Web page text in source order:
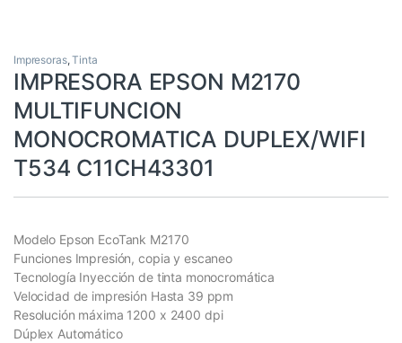
Impresoras,Tinta
IMPRESORA EPSON M2170
MULTIFUNCION
MONOCROMATICA DUPLEX/WIFI
T534 C11CH43301
Modelo Epson EcoTank M2170
Funciones Impresión, copia y escaneo
Tecnología Inyección de tinta monocromática
Velocidad de impresión Hasta 39 ppm
Resolución máxima 1200 x 2400 dpi
Dúplex Automático